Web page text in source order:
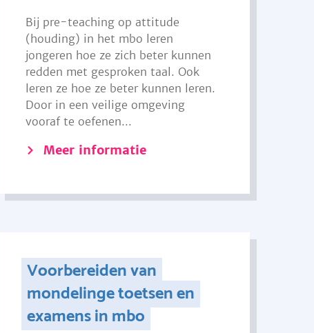
Bij pre-teaching op attitude
(houding) in het mbo leren
jongeren hoe ze zich beter kunnen
redden met gesproken taal. Ook
leren ze hoe ze beter kunnen leren.
Door in een veilige omgeving
vooraf te oefenen...
Meer informatie
Voorbereiden van
mondelinge toetsen en
examens in mbo